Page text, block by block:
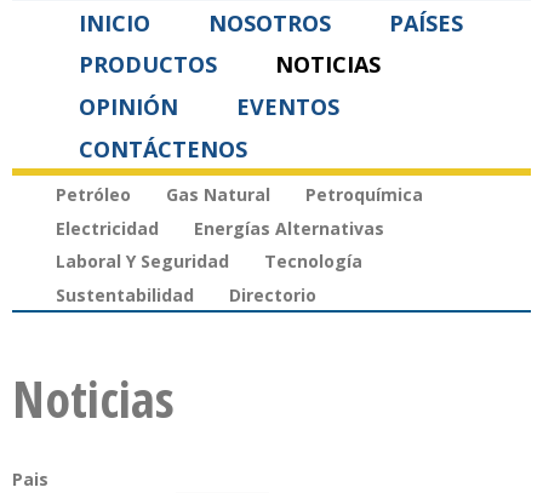
INICIO NOSOTROS
PAÍSES
PRODUCTOS
NOTICIAS
OPINIÓN
EVENTOS
CONTÁCTENOS
Petróleo Gas Natural
Petroquímica
Electricidad
Energías Alternativas
Laboral Y Seguridad
Tecnología
Sustentabilidad
Directorio
Noticias
Pais